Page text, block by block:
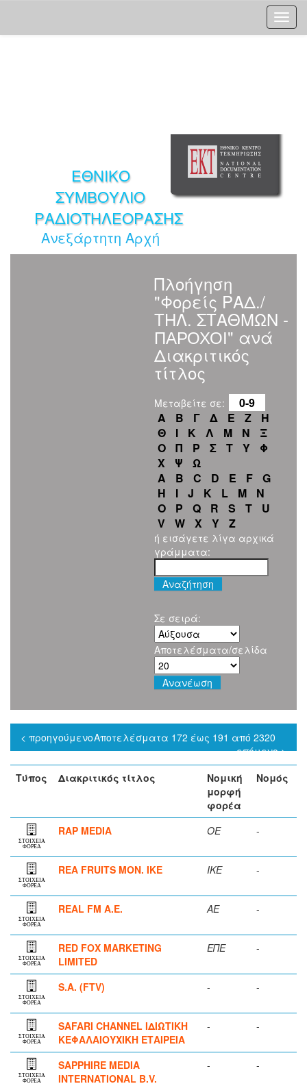
ΕΘΝΙΚΟ
ΣΥΜΒΟΥΛΙΟ
ΡΑΔΙΟΤΗΛΕΟΡΑΣΗΣ
Ανεξάρτητη Αρχή
Πλοήγηση
"Φορείς ΡΑΔ./
ΤΗΛ. ΣΤΑΘΜΩΝ -
ПАРОХОІ" ανά
Διακριτικός
τίτλος
Μεταβείτε σε:
0-9
Α
Β Γ Δ Ε Ζ
Η
Θ
Ι Κ Λ Μ Ν
Ξ
Ο
Π Ρ Σ Τ Υ
Φ
Χ
Ψ
Ω
A
B C D E F
G
H
I J K L M
N
O
P Q R S T
U
V
W X Y Z
ή εισάγετε λίγα αρχικά
γράμματα:
Σε σειρά:
Αποτελέσματα/σελίδα
Αποτελέσματα 172 έως 191 από 2320
< προηγούμενο
επόμενο >
Τύπος
Διακριτικός τίτλος
Νομική
μορφή
φορέα
Νομός
ΣΤΟΙΧΕΙΑ
ΦΟΡΕΑ
RAP MEDIA ΟΕ -
ΣΤΟΙΧΕΙΑ
ΦΟΡΕΑ
REA FRUITS ΜΟΝ. ΙΚΕ ΙΚΕ -
ΣΤΟΙΧΕΙΑ
ΦΟΡΕΑ
REAL FM A.E. ΑΕ -
ΣΤΟΙΧΕΙΑ
ΦΟΡΕΑ
RED FOX MARKETING
LIMITED
ΕΠΕ -
ΣΤΟΙΧΕΙΑ
ΦΟΡΕΑ
S.A. (FTV) - -
ΣΤΟΙΧΕΙΑ
ΦΟΡΕΑ
SAFARI CHANNEL ΙΔΙΩΤΙΚΗ
ΚΕΦΑΛΑΙΟΥΧΙΚΗ ΕΤΑΙΡΕΙΑ
- -
ΣΤΟΙΧΕΙΑ
ΦΟΡΕΑ
SAPPHIRE MEDIA
INTERNATIONAL B.V.
- -